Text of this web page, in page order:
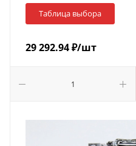
Таблица выбора
29 292.94₽/шт